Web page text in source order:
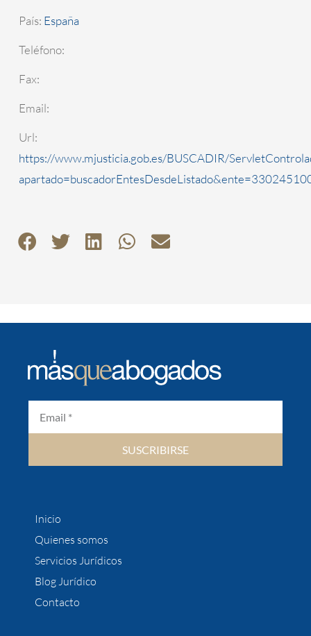
País: España
Teléfono:
Fax:
Email:
Url:
https://www.mjusticia.gob.es/BUSCADIR/
SUSCRIBIRSE
Inicio
Quienes somos
Servicios Jurídicos
Blog Jurídico
Contacto